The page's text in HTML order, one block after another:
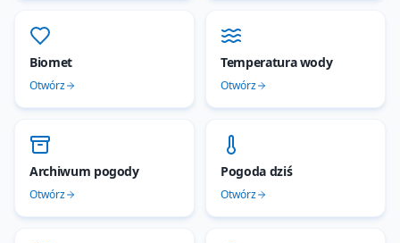
Biomet
Otwórz
Temperatura wody
Otwórz
Archiwum pogody
Otwórz
Pogoda dziś
Otwórz